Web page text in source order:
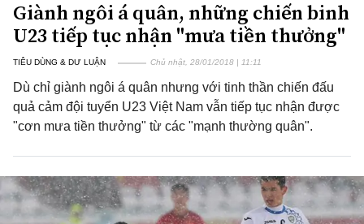
Giành ngôi á quân, những chiến binh
U23 tiếp tục nhận "mưa tiền thưởng"
TIÊU DÙNG & DƯ LUẬN Chủ nhật, 28/01/2018 | 11:11
Dù chỉ giành ngôi á quân nhưng với tinh thần chiến đấu
quả cảm đội tuyển U23 Việt Nam vẫn tiếp tục nhận được
"cơn mưa tiền thưởng" từ các "mạnh thường quân".